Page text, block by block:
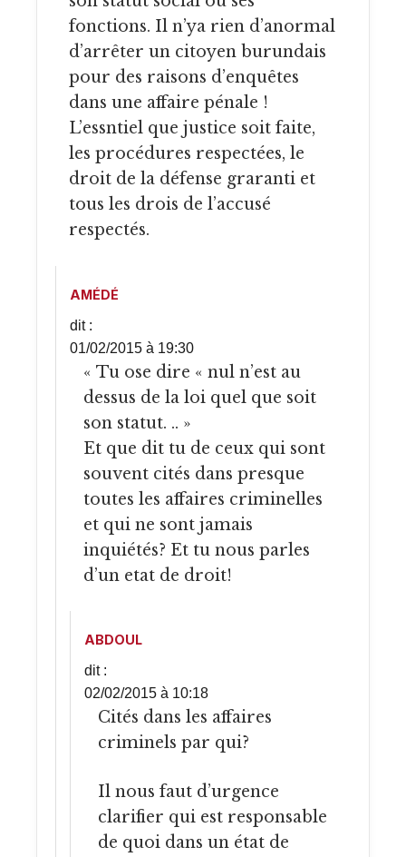
fonctions. Il n’ya rien d’anormal
d’arrêter un citoyen burundais
pour des raisons d’enquêtes
dans une affaire pénale !
L’essntiel que justice soit faite,
les procédures respectées, le
droit de la défense graranti et
tous les drois de l’accusé
respectés.
AMÉDÉ
dit :
01/02/2015 à 19:30
« Tu ose dire « nul n’est au
dessus de la loi quel que soit
son statut. .. »
Et que dit tu de ceux qui sont
souvent cités dans presque
toutes les affaires criminelles
et qui ne sont jamais
inquiétés? Et tu nous parles
d’un etat de droit!
ABDOUL
dit :
02/02/2015 à 10:18
Cités dans les affaires
criminels par qui?
Il nous faut d’urgence
clarifier qui est responsable
de quoi dans un état de